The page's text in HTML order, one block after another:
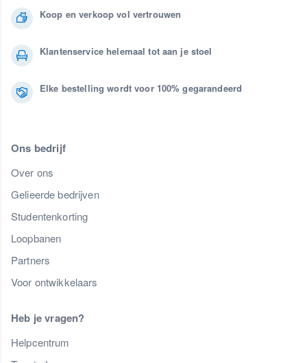
Koop en verkoop vol vertrouwen
Klantenservice helemaal tot aan je stoel
Elke bestelling wordt voor 100% gegarandeerd
Ons bedrijf
Over ons
Gelieerde bedrijven
Studentenkorting
Loopbanen
Partners
Voor ontwikkelaars
Heb je vragen?
Helpcentrum